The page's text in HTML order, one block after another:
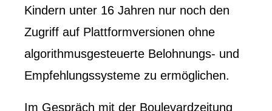
Kindern unter 16 Jahren nur noch den
Zugriff auf Plattformversionen ohne
algorithmusgesteuerte Belohnungs- und
Empfehlungssysteme zu ermöglichen.
Im Gespräch mit der Boulevardzeitung